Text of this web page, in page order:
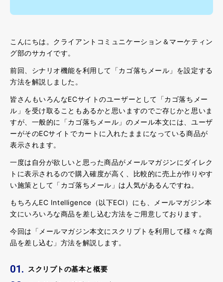
こんにちは。クライアントコミュニケーション＆マーケティン
グ部のサカイです。
前回、シナリオ機能を利用して「カゴ落ちメール」を設定する
方法を解説しました。
皆さんもいろんなECサイトのユーザーとして「カゴ落ちメー
ル」を受け取ることもあるかと思いますのでご存じかと思いま
すが、一般的に「カゴ落ちメール」のメール本文には、ユーザ
ーがそのECサイトでカートに入れたままになっている商品が
表示されます。
一度は自分が欲しいと思った商品がメールマガジンにダイレク
トに表示されるので購入確度が高く、比較的に売上が作りやす
い施策として「カゴ落ちメール」は人気があるんですね。
もちろんEC Intelligence（以下ECI）にも、メールマガジン本
文にいろいろな商品を差し込む方法をご用意しております。
今回は「メールマガジン本文にスクリプトを利用して様々な商
品を差し込む」方法を解説します。
スクリプトの基本と概要